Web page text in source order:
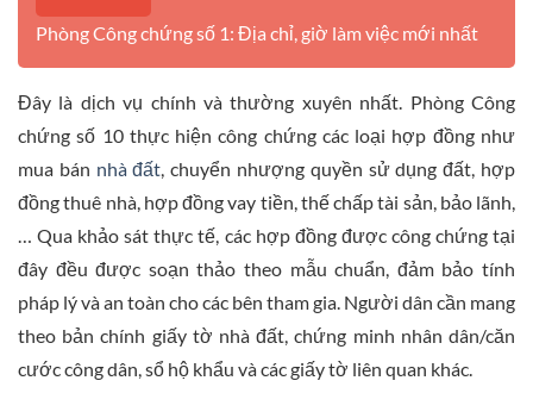
Phòng Công chứng số 1: Địa chỉ, giờ làm việc mới nhất
Đây là dịch vụ chính và thường xuyên nhất. Phòng Công
chứng số 10 thực hiện công chứng các loại hợp đồng như
mua bán nhà đất, chuyển nhượng quyền sử dụng đất, hợp
đồng thuê nhà, hợp đồng vay tiền, thế chấp tài sản, bảo lãnh,
… Qua khảo sát thực tế, các hợp đồng được công chứng tại
đây đều được soạn thảo theo mẫu chuẩn, đảm bảo tính
pháp lý và an toàn cho các bên tham gia. Người dân cần mang
theo bản chính giấy tờ nhà đất, chứng minh nhân dân/căn
cước công dân, sổ hộ khẩu và các giấy tờ liên quan khác.